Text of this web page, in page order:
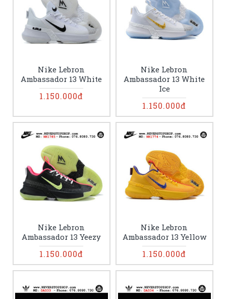
Nike Lebron
Ambassador 13 White
1.150.000đ
Nike Lebron
Ambassador 13 White
Ice
1.150.000đ
Nike Lebron
Ambassador 13 Yeezy
1.150.000đ
Nike Lebron
Ambassador 13 Yellow
1.150.000đ